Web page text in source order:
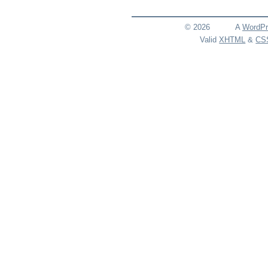
© 2026 A
ValidXHTML &